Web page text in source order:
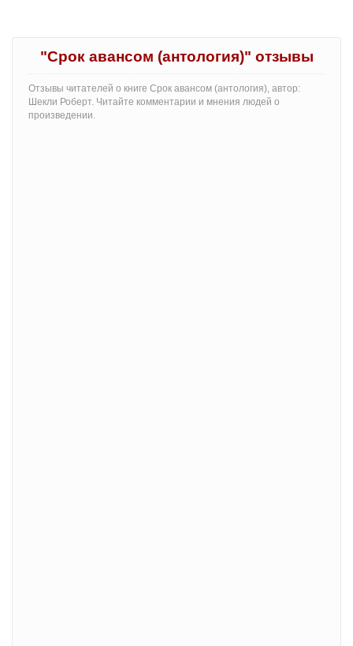
"Срок авансом (антология)" отзывы
Отзывы читателей о книге Срок авансом (антология), автор:
Шекли Роберт. Читайте комментарии и мнения людей о
произведении.